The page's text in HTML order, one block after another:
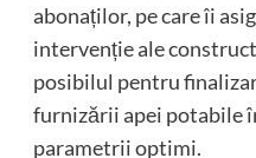
abonaților, pe care îi
intervenție ale
posibilul pentru
furnizării apei potabile
parametrii optimi.